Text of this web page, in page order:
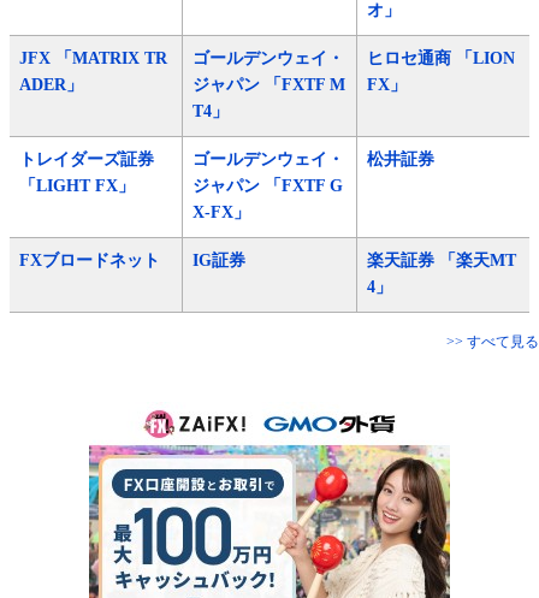
オ」
JFX 「MATRIX TR
ADER」
ゴールデンウェイ・
ジャパン 「FXTF M
T4」
ヒロセ通商 「LION
FX」
トレイダーズ証券
「LIGHT FX」
ゴールデンウェイ・
ジャパン 「FXTF G
X-FX」
松井証券
FXブロードネット IG証券
楽天証券 「楽天MT
4」
>> すべて見る